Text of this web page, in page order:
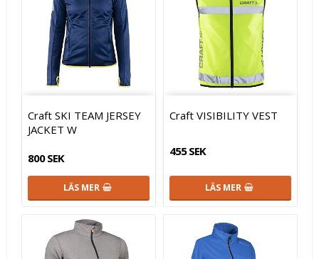
Craft SKI TEAM JERSEY
JACKET W
800 SEK
LÄS MER
Craft VISIBILITY VEST
455 SEK
LÄS MER